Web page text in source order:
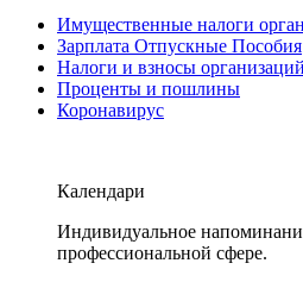
Имущественные налоги
Зарплата Отпускные Пособия
Налоги и взносы организаций
Проценты и пошлины
Коронавирус
Календари
Индивидуальное
профессиональной сфере.